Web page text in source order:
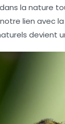
la nature
lien avec
devient